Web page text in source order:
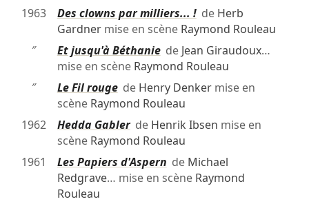
1963
Des clowns par milliers... !de Herb
Gardnermise en scène Raymond Rouleau
″
Et jusqu'à Béthaniede Jean Giraudoux…
mise en scène Raymond Rouleau
″
Le Fil rougede Henry Denkermise en
scène Raymond Rouleau
1962
Hedda Gablerde Henrik Ibsen mise en
scène Raymond Rouleau
1961
Les Papiers d'Aspern de Michael
Redgrave… mise en scène Raymond
Rouleau